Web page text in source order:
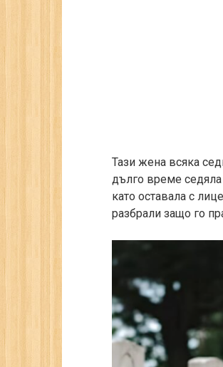
Тази жена всяка
дълго време седяла
като оставала с
разбрали защо го